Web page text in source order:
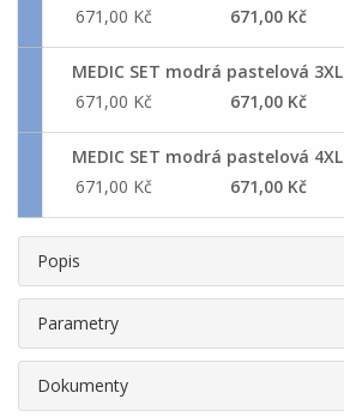
671,00 Kč 671,00 Kč
MEDIC SET modrá pastelová 3XL
671,00 Kč
671,00 Kč
MEDIC SET modrá pastelová 4XL
671,00 Kč
671,00 Kč
Popis
Parametry
Dokumenty